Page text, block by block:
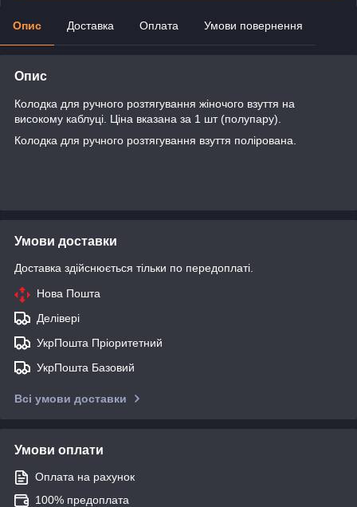
Опис Доставка Оплата Умови повернення
Опис
Колодка для ручного розтягування жіночого взуття на
високому каблуці. Ціна вказана за 1 шт (полупару).
Колодка для ручного розтягування взуття полірована.
Умови доставки
Доставка здійснюється тільки по передоплаті.
Нова Пошта
Делівері
УкрПошта Пріоритетний
УкрПошта Базовий
Всі умови доставки
Умови оплати
Оплата на рахунок
100% предоплата